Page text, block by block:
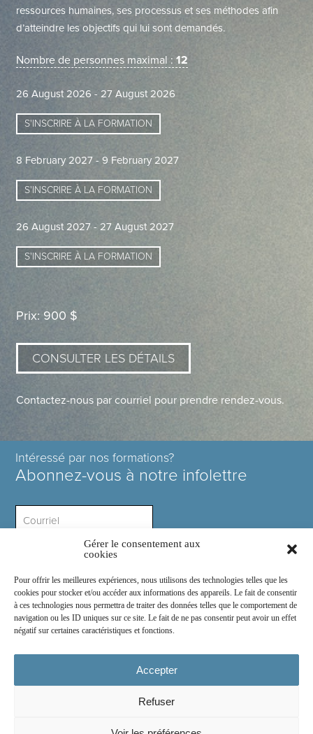
Gérer le consentement aux
cookies
Pour offrir les meilleures expériences, nous utilisons des technologies telles que les
cookies pour stocker et/ou accéder aux informations des appareils. Le fait de consentir
à ces technologies nous permettra de traiter des données telles que le comportement de
navigation ou les ID uniques sur ce site. Le fait de ne pas consentir peut avoir un effet
négatif sur certaines caractéristiques et fonctions.
Accepter
Refuser
ressources humaines, ses processus et ses méthodes afin
d’atteindre les objectifs qui lui sont demandés.
Nombre de personnes maximal : 12
26 August 2026 - 27 August 2026
S'INSCRIRE À LA FORMATION
8 February 2027 - 9 February 2027
S'INSCRIRE À LA FORMATION
26 August 2027 - 27 August 2027
S'INSCRIRE À LA FORMATION
Prix: 900 $
CONSULTER LES DÉTAILS
Contactez-nous par courriel pour prendre rendez-vous.
Intéressé par nos formations?
Abonnez-vous à notre infolettre